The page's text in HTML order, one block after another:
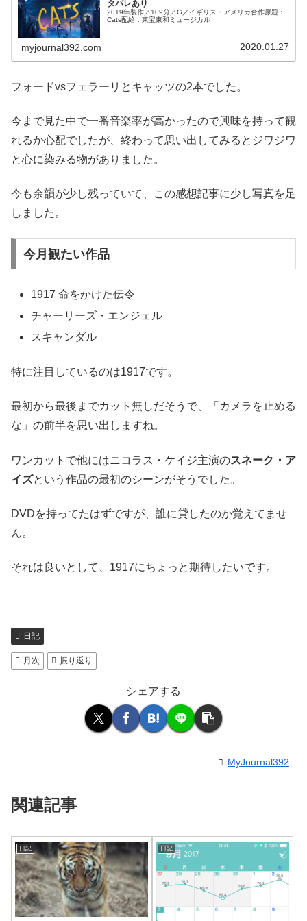
タバレあり
2019年製作／109分／G／イギリス・アメリカ合作原題：
Cats配給：東宝東和ミュージカル
myjournal392.com 2020.01.27
フォードvsフェラーリとキャッツの2本でした。
今まで見た中で一番音楽率が高かったので興味を持って観
れるか心配でしたが、終わって思い出してみるとジワジワ
と心に染みる物がありました。
今も余韻が少し残っていて、この感想記事に少し写真を足
しました。
今月観たい作品
1917 命をかけた伝令
チャーリーズ・エンジェル
スキャンダル
特に注目しているのは1917です。
最初から最後までカット無しだそうで、「カメラを止める
な」の前半を思い出しますね。
ワンカットで他にはニコラス・ケイジ主演のスネーク・ア
イズという作品の最初のシーンがそうでした。
DVDを持ってたはずですが、誰に貸したのか覚えてませ
ん。
それは良いとして、1917にちょっと期待したいです。
日記
月次 振り返り
シェアする
MyJournal392
関連記事
日記 日記